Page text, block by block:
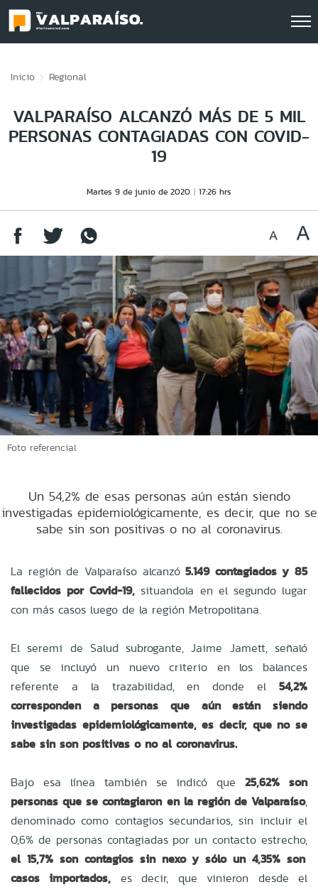
Inicio Regional
VALPARAÍSO ALCANZÓ MÁS DE 5 MIL
PERSONAS CONTAGIADAS CON COVID-
19
Martes 9 de junio de 2020 17:26 hrs
Foto referencial
Un 54,2% de esas personas aún están siendo
investigadas epidemiológicamente, es decir, que no se
sabe sin son positivas o no al coronavirus.
La región de Valparaíso alcanzó5.149 contagiados y 85
fallecidos por Covid-19, situandola en el segundo lugar
con más casos luego de la región Metropolitana.
El seremi de Salud subrogante, Jaime Jamett, señaló
que se incluyó un nuevo criterio en los balances
referente a la trazabilidad, en donde el 54,2%
corresponden a personas que aún están siendo
investigadas epidemiológicamente, es decir, que no se
sabe sin son positivas o no al coronavirus.
Bajo esa línea también se indicó que25,62% son
personas que se contagiaron en la región de Valparaíso,
denominado como contagios secundarios, sin incluir el
0,6% de personas contagiadas por un contacto estrecho,
el 15,7% son contagios sin nexo y sólo un 4,35% son
casos importados, es decir, que vinieron desde el